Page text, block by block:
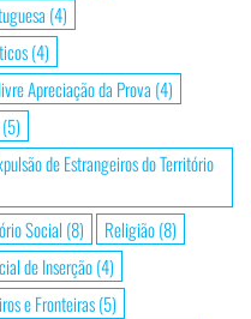
(4)
(4)
Apreciação da Prova (4)
(5)
de Estrangeiros do Território
Social (8) Religião(8)
de Inserção(4)
e Fronteiras(5)